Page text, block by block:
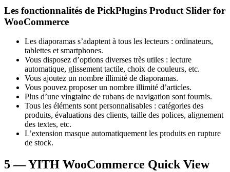
Les fonctionnalités de PickPlugins Product Slider for
WooCommerce
Les diaporamas s’adaptent à tous les lecteurs : ordinateurs,
tablettes et smartphones.
Vous disposez d’options diverses très utiles : lecture
automatique, glissement tactile, choix de couleurs, etc.
Vous ajoutez un nombre illimité de diaporamas.
Vous pouvez proposer un nombre illimité d’articles.
Plus d’une vingtaine de rubans de navigation sont fournis.
Tous les éléments sont personnalisables : catégories des
produits, évaluations des clients, taille des polices, alignement
des textes, etc.
L’extension masque automatiquement les produits en rupture
de stock.
5 — YITH WooCommerce Quick View